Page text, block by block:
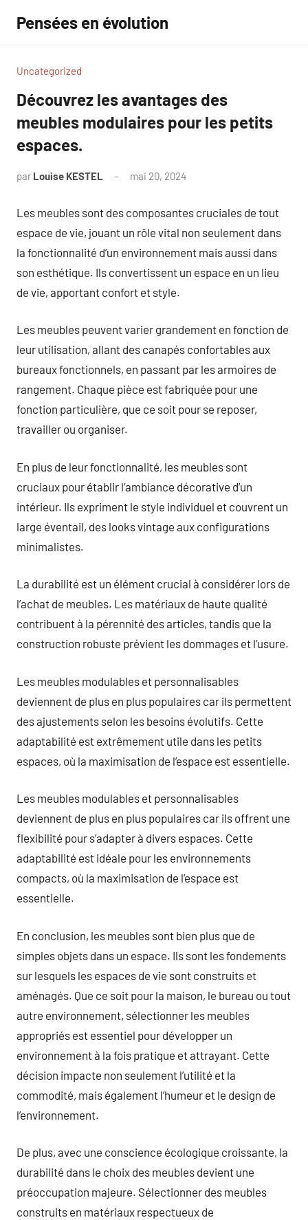
contenu
Pensées en évolution
Uncategorized
Découvrez les avantages des
meubles modulaires pour les petits
espaces.
par Louise KESTEL mai 20, 2024
Les meubles sont des composantes cruciales de tout
espace de vie, jouant un rôle vital non seulement dans
la fonctionnalité d’un environnement mais aussi dans
son esthétique. Ils convertissent un espace en un lieu
de vie, apportant confort et style.
Les meubles peuvent varier grandement en fonction de
leur utilisation, allant des canapés confortables aux
bureaux fonctionnels, en passant par les armoires de
rangement. Chaque pièce est fabriquée pour une
fonction particulière, que ce soit pour se reposer,
travailler ou organiser.
En plus de leur fonctionnalité, les meubles sont
cruciaux pour établir l’ambiance décorative d’un
intérieur. Ils expriment le style individuel et couvrent un
large éventail, des looks vintage aux configurations
minimalistes.
La durabilité est un élément crucial à considérer lors de
l’achat de meubles. Les matériaux de haute qualité
contribuent à la pérennité des articles, tandis que la
construction robuste prévient les dommages et l’usure.
Les meubles modulables et personnalisables
deviennent de plus en plus populaires car ils permettent
des ajustements selon les besoins évolutifs. Cette
adaptabilité est extrêmement utile dans les petits
espaces, où la maximisation de l’espace est essentielle.
Les meubles modulables et personnalisables
deviennent de plus en plus populaires car ils offrent une
flexibilité pour s’adapter à divers espaces. Cette
adaptabilité est idéale pour les environnements
compacts, où la maximisation de l’espace est
essentielle.
En conclusion, les meubles sont bien plus que de
simples objets dans un espace. Ils sont les fondements
sur lesquels les espaces de vie sont construits et
aménagés. Que ce soit pour la maison, le bureau ou tout
autre environnement, sélectionner les meubles
appropriés est essentiel pour développer un
environnement à la fois pratique et attrayant. Cette
décision impacte non seulement l’utilité et la
commodité, mais également l’humeur et le design de
l’environnement.
De plus, avec une conscience écologique croissante, la
durabilité dans le choix des meubles devient une
préoccupation majeure. Sélectionner des meubles
construits en matériaux respectueux de